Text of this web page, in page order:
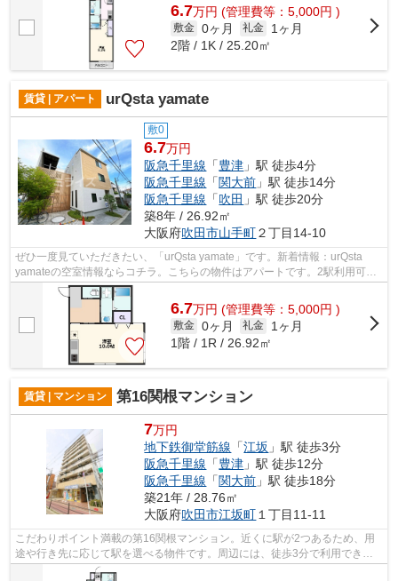
6.7万円 (管理費等：5,000円 )
敷金 0ヶ月 礼金
1ヶ月
2階 / 1K / 25.20㎡
賃貸 | アパート urQsta yamate
敷0
6.7万円
阪急千里線 「豊津 」駅 徒歩4分
阪急千里線 「関大前 」駅 徒歩14分
阪急千里線 「吹田 」駅 徒歩20分
築8年 / 26.92㎡
大阪府吹田市山手町２丁目14-10
ぜひ一度見ていただきたい、「urQsta yamate」です。新着情報：urQsta
yamateの空室情報ならコチラ。こちらの物件はアパートです。2駅利用可能
なアクセスの良いアパートです。ミライズ...
6.7万円 (管理費等：5,000円 )
敷金 0ヶ月 礼金
1ヶ月
1階 / 1R / 26.92㎡
賃貸 | マンション 第16関根マンション
7万円
地下鉄御堂筋線 「江坂 」駅 徒歩3分
阪急千里線 「豊津 」駅 徒歩12分
阪急千里線 「関大前 」駅 徒歩18分
築21年 / 28.76㎡
大阪府吹田市江坂町 １丁目11-11
こだわりポイント満載の第16関根マンション。近くに駅が2つあるため、用
途や行き先に応じて駅を選べる物件です。周辺には、徒歩3分で利用できる
駅があります。共用部には敷地内ごみ置...